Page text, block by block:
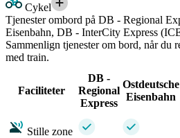
Cykel
Tjenester ombord på DB - Regional
Eisenbahn, DB - InterCity Express
Sammenlign tjenester om bord, når du
med train.
Faciliteter
DB -
Regional
Express
Ostdeutsche
Eisenbahn
Stille zone